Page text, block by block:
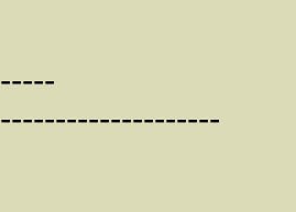
-----
--------------------